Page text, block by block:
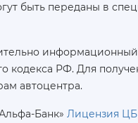
быть переданы в
кодекса РФ. Для
автоцентра.
Банк» Лицензия ЦБ